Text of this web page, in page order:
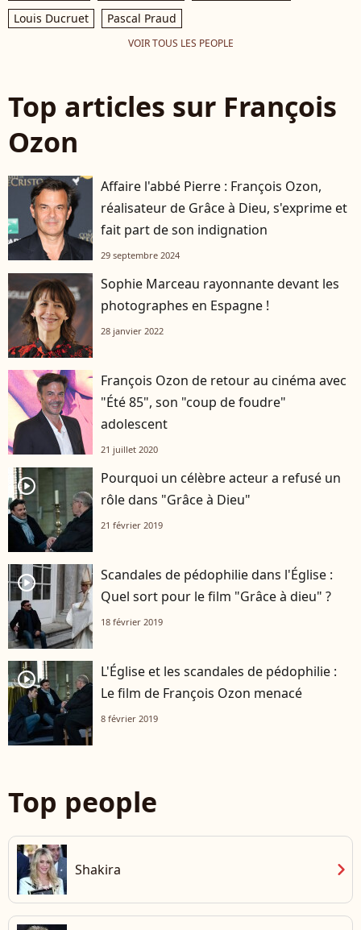
Louis Ducruet
Pascal Praud
VOIR TOUS LES PEOPLE
Top articles sur François
Ozon
Affaire l'abbé Pierre : François Ozon,
réalisateur de Grâce à Dieu, s'exprime et
fait part de son indignation
29 septembre 2024
Sophie Marceau rayonnante devant les
photographes en Espagne !
28 janvier 2022
François Ozon de retour au cinéma avec
"Été 85", son "coup de foudre"
adolescent
21 juillet 2020
player2
Pourquoi un célèbre acteur a refusé un
rôle dans "Grâce à Dieu"
21 février 2019
player2
Scandales de pédophilie dans l'Église :
Quel sort pour le film "Grâce à dieu" ?
18 février 2019
player2
L'Église et les scandales de pédophilie :
Le film de François Ozon menacé
8 février 2019
Top people
Shakira chevron_right